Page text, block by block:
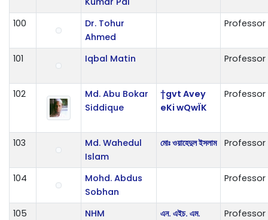
100
Dr. Tohur
Ahmed
Professor
101 Iqbal Matin Professor
102
Md. Abu Bokar
Siddique
†gvt Avey
eKi wQwÏK
Professor
103
Md. Wahedul
Islam
মোঃ ওয়াহেদুল ইসলাম Professor
104
Mohd. Abdus
Sobhan
Professor
105
NHM
এন. এইচ. এম.
Professor